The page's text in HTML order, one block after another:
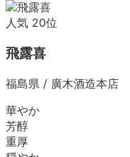
人気 20位
飛露喜
福島県 / 廣木酒造本店
華やか
芳醇
重厚